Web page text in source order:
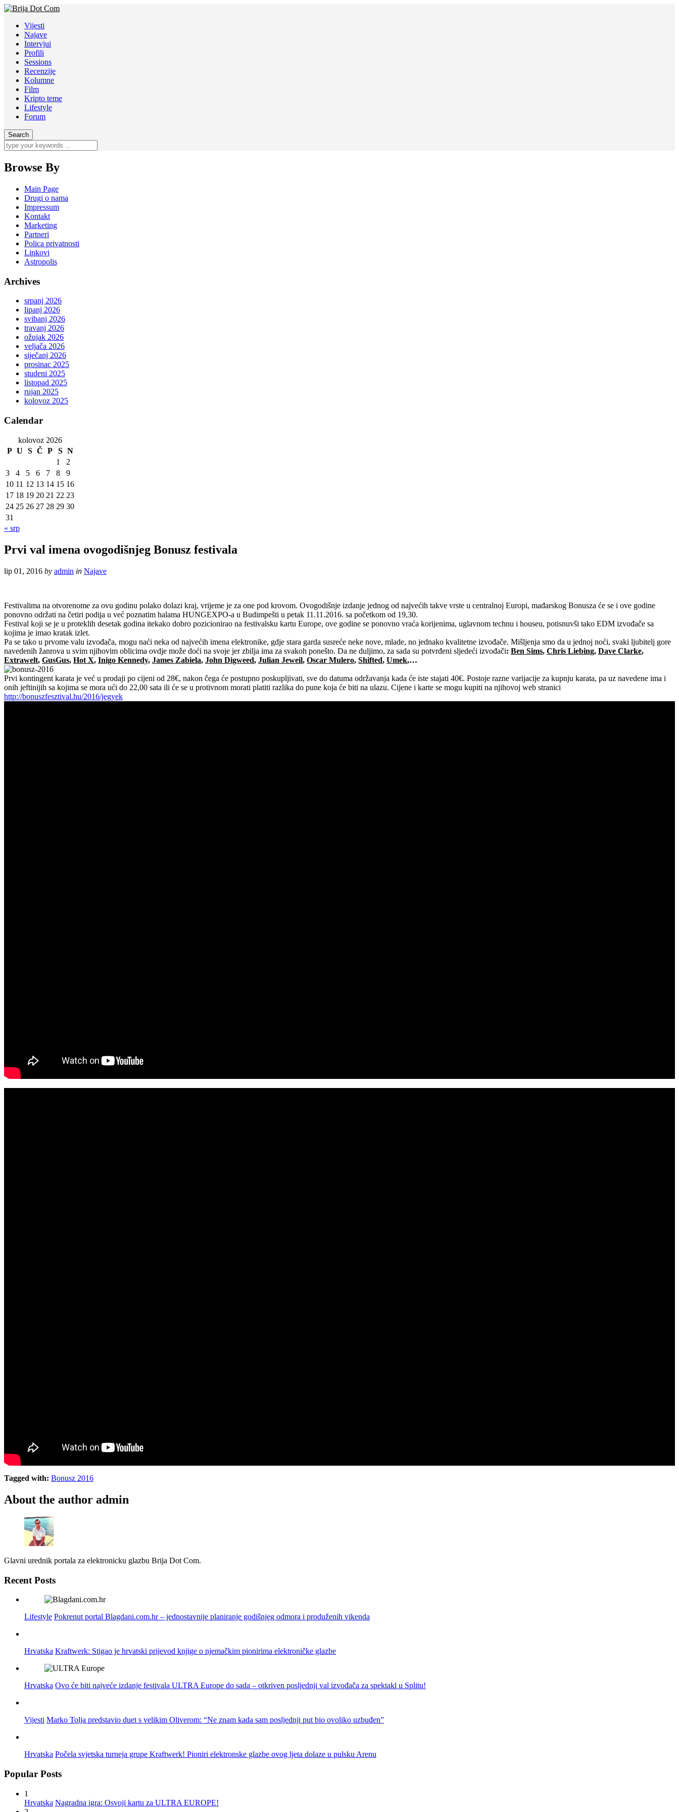
Vijesti
Najave
Intervjui
Profili
Sessions
Recenzije
Kolumne
Film
Kripto teme
Lifestyle
Forum
Browse By
Main Page
Drugi o nama
Impressum
Kontakt
Marketing
Partneri
Polica privatnosti
Linkovi
Astropolis
Archives
srpanj 2026
lipanj 2026
svibanj 2026
travanj 2026
ožujak 2026
veljača 2026
siječanj 2026
prosinac 2025
studeni 2025
listopad 2025
rujan 2025
kolovoz 2025
Calendar
kolovoz 2026
P U S Č P S N
1
2
3
4 5 6 7 8
9
10 11 12 13 14 15 16
17 18 19 20 21 22 23
24 25 26 27 28 29 30
31
« srp
Prvi val imena ovogodišnjeg Bonusz festivala
lip 01, 2016 by admin in Najave
Festivalima na otvorenome za ovu godinu polako dolazi kraj, vrijeme je za one pod krovom. Ovogodišnje izdanje jednog od najvećih takve vrste u centralnoj Europi, mađarskog Bonusza će se i ove godine
ponovno održati na četiri podija u već poznatim halama HUNGEXPO-a u Budimpešti u petak 11.11.2016. sa početkom od 19,30.
Festival koji se je u proteklih desetak godina itekako dobro pozicionirao na festivalsku kartu Europe, ove godine se ponovno vraća korijenima, uglavnom technu i houseu, potisnuvši tako EDM izvođače sa
kojima je imao kratak izlet.
Pa se tako u prvome valu izvođača, mogu naći neka od najvećih imena elektronike, gdje stara garda susreće neke nove, mlade, no jednako kvalitetne izvođače. Mišljenja smo da u jednoj noći, svaki ljubitelj gore
navedenih žanrova u svim njihovim oblicima ovdje može doći na svoje jer zbilja ima za svakoh ponešto. Da ne duljimo, za sada su potvrđeni sljedeći izvođači: Ben Sims, Chris Liebing, Dave Clarke,
Extrawelt, GusGus, Hot X, Inigo Kennedy, James Zabiela, John Digweed, Julian Jeweil, Oscar Mulero, Shifted, Umek,…
Prvi kontingent karata je već u prodaji po cijeni od 28€, nakon čega će postupno poskupljivati, sve do datuma održavanja kada će iste stajati 40€. Postoje razne varijacije za kupnju karata, pa uz navedene ima i
onih jeftinijih sa kojima se mora ući do 22,00 sata ili će se u protivnom morati platiti razlika do pune koja će biti na ulazu. Cijene i karte se mogu kupiti na njihovoj web stranici
http://bonuszfesztival.hu/2016/jegyek
Tagged with: Bonusz 2016
About the author admin
Glavni urednik portala za elektronicku glazbu Brija Dot Com.
Recent Posts
Lifestyle Pokrenut portal Blagdani.com.hr – jednostavnije planiranje godišnjeg odmora i produženih vikenda
Hrvatska Kraftwerk: Stigao je hrvatski prijevod knjige o njemačkim pionirima elektroničke glazbe
Hrvatska Ovo će biti najveće izdanje festivala ULTRA Europe do sada – otkriven posljednji val izvođača za spektakl u Splitu!
Vijesti Marko Tolja predstavio duet s velikim Oliverom: “Ne znam kada sam posljednji put bio ovoliko uzbuđen”
Hrvatska Počela svjetska turneja grupe Kraftwerk! Pioniri elektronske glazbe ovog ljeta dolaze u pulsku Arenu
Popular Posts
1
Hrvatska Nagradna igra: Osvoji kartu za ULTRA EUROPE!